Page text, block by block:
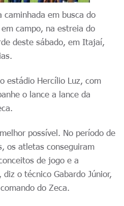
caminhada em busca do
campo, na estreia do
deste sábado, em Itajaí,
estádio Hercílio Luz, com
o lance a lance da
possível. No período de
os atletas conseguiram
de jogo e a
o técnico Gabardo Júnior,
do Zeca.